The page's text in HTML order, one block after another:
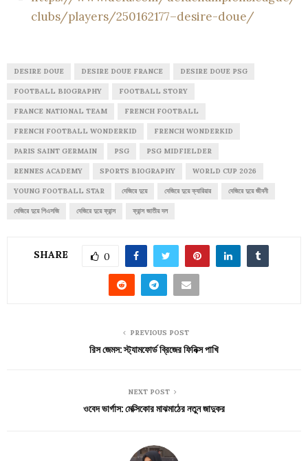
clubs/players/250162177–desire-doue/
DESIRE DOUE DESIRE DOUE FRANCE DESIRE DOUE PSG
FOOTBALL BIOGRAPHY FOOTBALL STORY
FRANCE NATIONAL TEAM FRENCH FOOTBALL
FRENCH FOOTBALL WONDERKID FRENCH WONDERKID
PARIS SAINT GERMAIN PSG PSG MIDFIELDER
RENNES ACADEMY SPORTS BIOGRAPHY WORLD CUP 2026
YOUNG FOOTBALL STAR দেজিরে দুয়ে দেজিরে দুয়ে ক্যারিয়ার দেজিরে দুয়ে জীবনী
দেজিরে দুয়ে পিএসজি দেজিরে দুয়ে ফ্রান্স ফ্রান্স জাতীয় দল
SHARE 0
PREVIOUS POST
রিস জেমস: স্ট্যামফোর্ড ব্রিজের ফিনিক্স পাখি
NEXT POST
ওবেদ ভার্গাস: মেক্সিকোর মাঝমাঠের নতুন জাদুকর